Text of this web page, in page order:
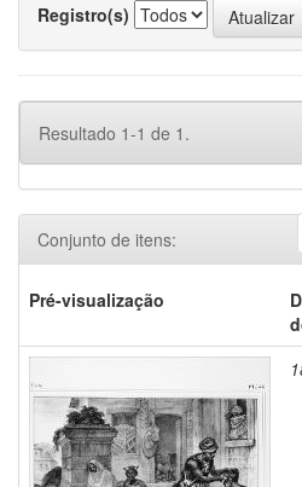
Registro(s)
Resultado 1-1 de 1.
Conjunto de itens:
Pré-visualização